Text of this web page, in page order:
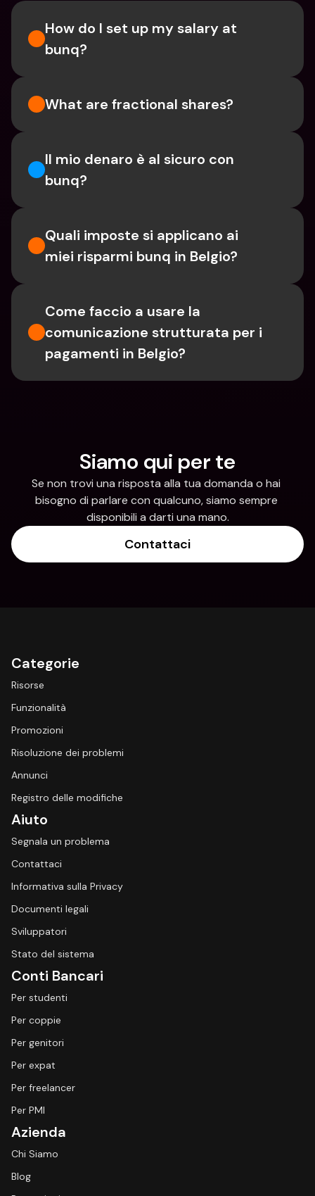
How do I set up my salary at
bunq?
What are fractional shares?
Il mio denaro è al sicuro con
bunq?
Quali imposte si applicano ai
miei risparmi bunq in Belgio?
Come faccio a usare la
comunicazione strutturata per i
pagamenti in Belgio?
Siamo qui per te
Se non trovi una risposta alla tua domanda o hai
bisogno di parlare con qualcuno, siamo sempre
disponibili a darti una mano.
Contattaci
Categorie
Risorse
Funzionalità
Promozioni
Risoluzione dei problemi
Annunci
Registro delle modifiche
Aiuto
Segnala un problema
Contattaci
Informativa sulla Privacy
Documenti legali
Sviluppatori
Stato del sistema
Conti Bancari
Per studenti
Per coppie
Per genitori
Per expat
Per freelancer
Per PMI
Azienda
Chi Siamo
Blog